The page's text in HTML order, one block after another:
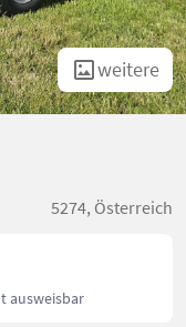
weitere
5274, Österreich
ausweisbar